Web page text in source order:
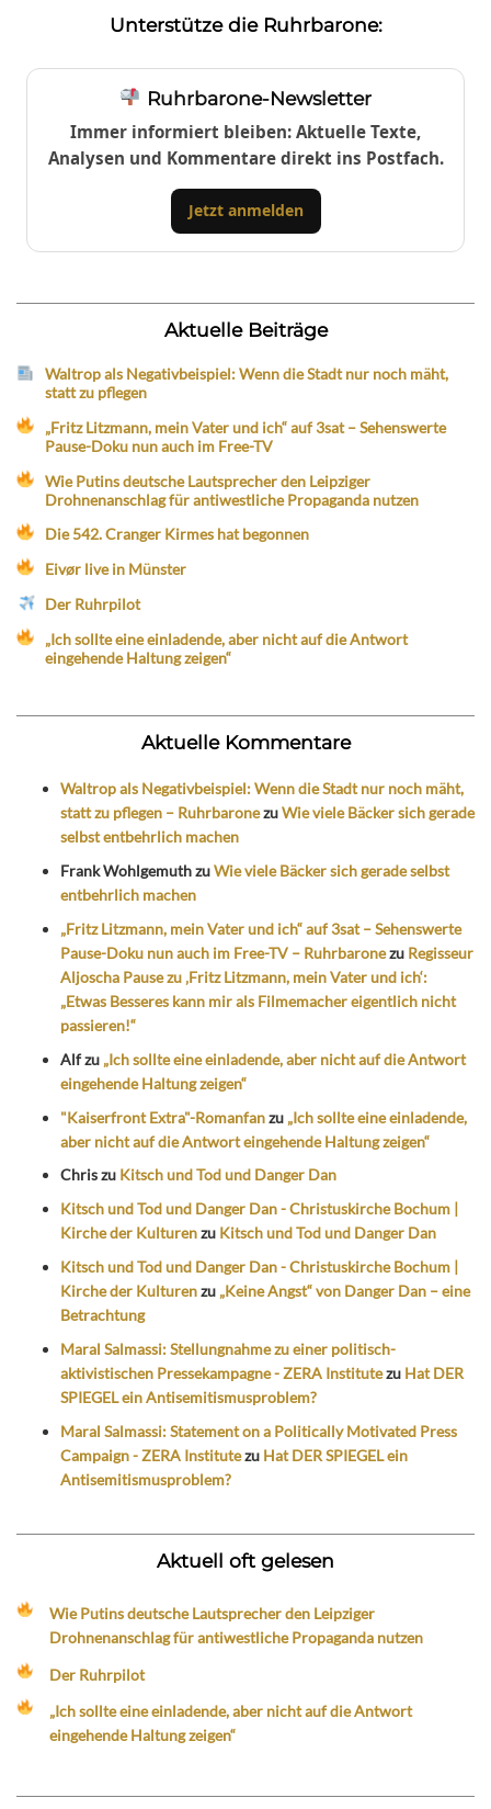
Unterstütze die Ruhrbarone:
Ruhrbarone-Newsletter
Immer informiert bleiben: Aktuelle Texte,
Analysen und Kommentare direkt ins Postfach.
Jetzt anmelden
Aktuelle Beiträge
Waltrop als Negativbeispiel: Wenn die Stadt nur noch mäht,
statt zu pflegen
„Fritz Litzmann, mein Vater und ich“ auf 3sat – Sehenswerte
Pause-Doku nun auch im Free-TV
Wie Putins deutsche Lautsprecher den Leipziger
Drohnenanschlag für antiwestliche Propaganda nutzen
Die 542. Cranger Kirmes hat begonnen
Eivør live in Münster
Der Ruhrpilot
„Ich sollte eine einladende, aber nicht auf die Antwort
eingehende Haltung zeigen“
Aktuelle Kommentare
Waltrop als Negativbeispiel: Wenn die Stadt nur noch mäht,
statt zu pflegen – RuhrbaronezuWie viele Bäcker sich gerade
selbst entbehrlich machen
Frank WohlgemuthzuWie viele Bäcker sich gerade selbst
entbehrlich machen
„Fritz Litzmann, mein Vater und ich“ auf 3sat – Sehenswerte
Pause-Doku nun auch im Free-TV – Ruhrbaronezu Regisseur
Aljoscha Pause zu ‚Fritz Litzmann, mein Vater und ich‘:
„Etwas Besseres kann mir als Filmemacher eigentlich nicht
passieren!“
Alfzu „Ich sollte eine einladende, aber nicht auf die Antwort
eingehende Haltung zeigen“
"Kaiserfront Extra"-Romanfanzu „Ich sollte eine einladende,
aber nicht auf die Antwort eingehende Haltung zeigen“
Chriszu Kitsch und Tod und Danger Dan
Kitsch und Tod und Danger Dan - Christuskirche Bochum |
Kirche der Kulturenzu Kitsch und Tod und Danger Dan
Kitsch und Tod und Danger Dan - Christuskirche Bochum |
Kirche der Kulturenzu „Keine Angst“ von Danger Dan – eine
Betrachtung
Maral Salmassi: Stellungnahme zu einer politisch-
aktivistischen Pressekampagne - ZERA Institutezu Hat DER
SPIEGEL ein Antisemitismusproblem?
Maral Salmassi: Statement on a Politically Motivated Press
Campaign - ZERA Institutezu Hat DER SPIEGEL ein
Antisemitismusproblem?
Aktuell oft gelesen
Wie Putins deutsche Lautsprecher den Leipziger
Drohnenanschlag für antiwestliche Propaganda nutzen
Der Ruhrpilot
„Ich sollte eine einladende, aber nicht auf die Antwort
eingehende Haltung zeigen“